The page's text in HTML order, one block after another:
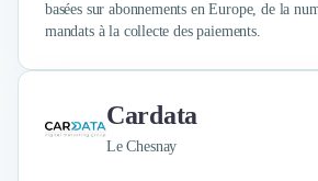
basées sur abonnements en Europe, de la
mandats à la collecte des paiements.
Cardata
Le Chesnay